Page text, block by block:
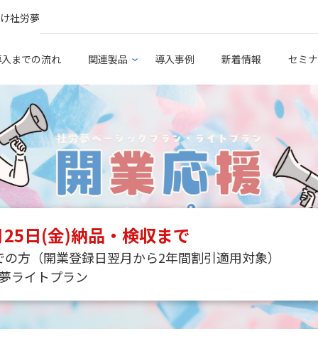
社労夢
までの流れ 関連製品 導入事例 新着情報 セミ
日(金)納品・検収まで
方（開業登録日翌月から2年間割引適用対象）
ライトプラン